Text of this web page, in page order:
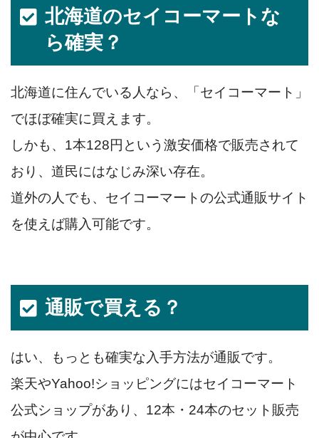
北海道のセイコーマートな
ら確実？
北海道に住んでいる人なら、「セイコーマート」
でほぼ確実に買えます。
しかも、1本128円という激安価格で販売されて
おり、道民にはなじみ深い存在。
道外の人でも、セイコーマートの公式通販サイト
を使えば購入可能です。
通販で買える？
はい、もっとも確実な入手方法が通販です。
楽天やYahoo!ショッピングにはセイコーマート
公式ショップがあり、12本・24本のセット販売